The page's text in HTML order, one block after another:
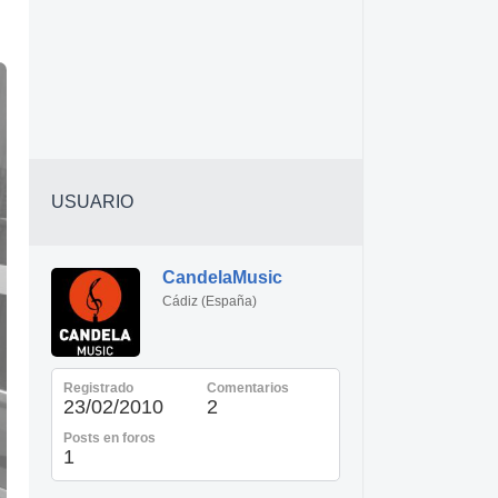
USUARIO
CandelaMusic
Cádiz (España)
Registrado
23/02/2010
Comentarios
2
Posts en foros
1